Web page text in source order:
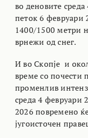
во деновите
петок 6 февруари
1400/1500 метри
врнежи од снег.
И во Скопје и
време со почести
променлив
среда 4 февруари
2026 повремено
југоисточен